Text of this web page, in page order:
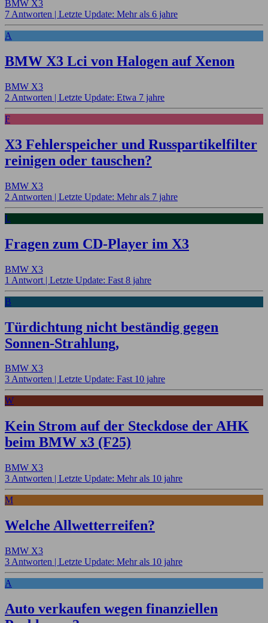
BMW X3
7 Antworten | Letzte Update: Mehr als 6 jahre
A
BMW X3 Lci von Halogen auf Xenon
BMW X3
2 Antworten | Letzte Update: Etwa 7 jahre
F
X3 Fehlerspeicher und Russpartikelfilter
reinigen oder tauschen?
BMW X3
2 Antworten | Letzte Update: Mehr als 7 jahre
L
Fragen zum CD-Player im X3
BMW X3
1 Antwort | Letzte Update: Fast 8 jahre
B
Türdichtung nicht beständig gegen
Sonnen-Strahlung,
BMW X3
3 Antworten | Letzte Update: Fast 10 jahre
W
Kein Strom auf der Steckdose der AHK
beim BMW x3 (F25)
BMW X3
3 Antworten | Letzte Update: Mehr als 10 jahre
M
Welche Allwetterreifen?
BMW X3
3 Antworten | Letzte Update: Mehr als 10 jahre
A
Auto verkaufen wegen finanziellen